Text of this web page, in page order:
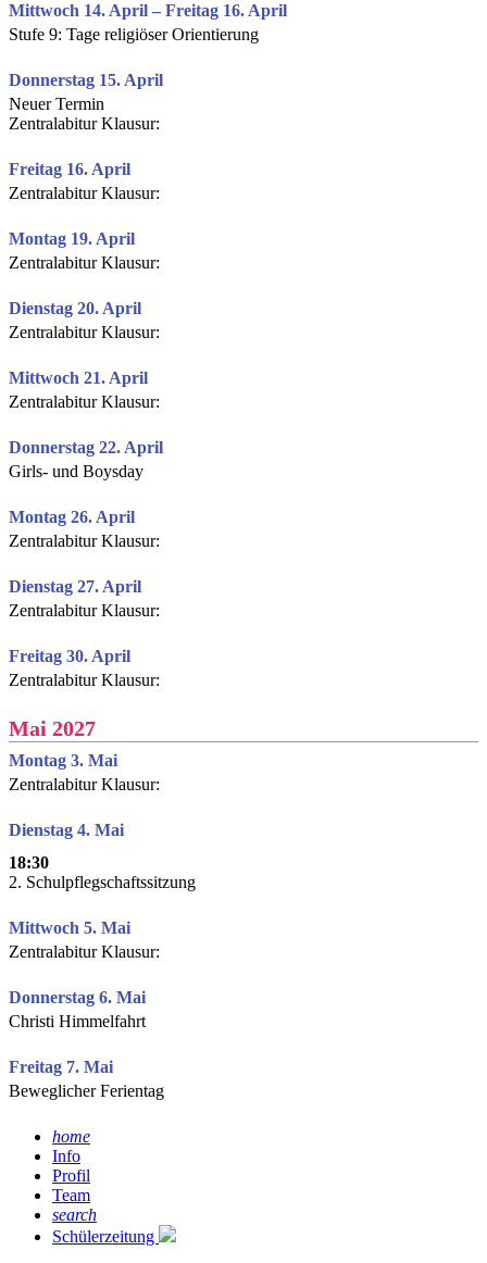
Mittwoch 14. April – Freitag 16. April
Stufe 9: Tage religiöser Orientierung
Donnerstag 15. April
Neuer Termin
Zentralabitur Klausur:
Freitag 16. April
Zentralabitur Klausur:
Montag 19. April
Zentralabitur Klausur:
Dienstag 20. April
Zentralabitur Klausur:
Mittwoch 21. April
Zentralabitur Klausur:
Donnerstag 22. April
Girls- und Boysday
Montag 26. April
Zentralabitur Klausur:
Dienstag 27. April
Zentralabitur Klausur:
Freitag 30. April
Zentralabitur Klausur:
Mai 2027
Montag 3. Mai
Zentralabitur Klausur:
Dienstag 4. Mai
18:30
2. Schulpflegschaftssitzung
Mittwoch 5. Mai
Zentralabitur Klausur:
Donnerstag 6. Mai
Christi Himmelfahrt
Freitag 7. Mai
Beweglicher Ferientag
home
Info
Profil
Team
search
Schülerzeitung